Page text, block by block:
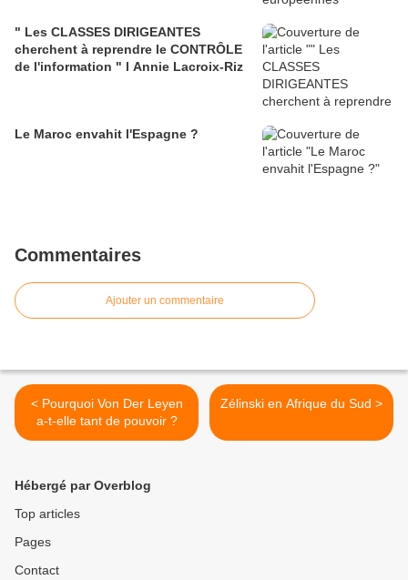
" Les CLASSES DIRIGEANTES
cherchent à reprendre le CONTRÔLE
de l'information " l Annie Lacroix-Riz
Le Maroc envahit l'Espagne ?
Commentaires
Ajouter un commentaire
< Pourquoi Von Der Leyen
a-t-elle tant de pouvoir ?
Zélinski en Afrique du Sud >
Hébergé par Overblog
Top articles
Pages
Contact